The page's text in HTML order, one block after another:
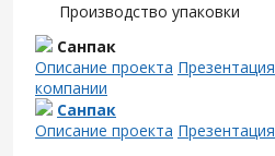
Производство упаковки
Санпак
Описание проекта Презентация
компании
Санпак
Описание проекта Презентация